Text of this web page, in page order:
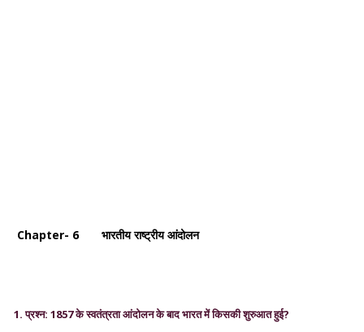
Chapter- 6 भारतीय राष्ट्रीय आंदोलन
1. प्रश्न: 1857 के स्वतंत्रता आंदोलन के बाद भारत में किसकी शुरुआत हुई?